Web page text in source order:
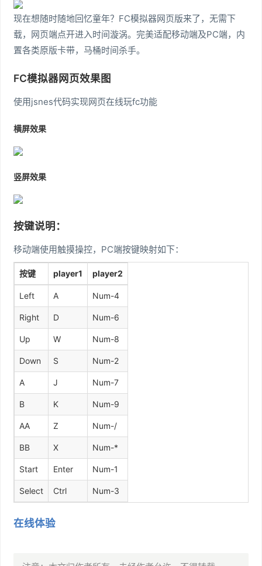
现在想随时随地回忆童年？FC模拟器网页版来了，无需下
载，网页端点开进入时间漩涡。完美适配移动端及PC端，内
置各类原版卡带，马桶时间杀手。
FC模拟器网页效果图
使用jsnes代码实现网页在线玩fc功能
横屏效果
竖屏效果
按键说明：
移动端使用触摸操控，PC端按键映射如下：
按键 player1 player2
Left A Num-4
Right D Num-6
Up W Num-8
Down S Num-2
A J Num-7
B K Num-9
AA Z Num-/
BB X Num-*
Start Enter Num-1
Select Ctrl Num-3
在线体验